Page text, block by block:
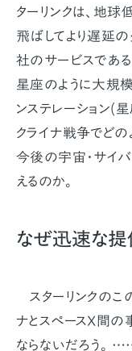
ターリンクは、地
飛ばしてより遅延
社のサービスであ
星座のように大規模
ンステレーション(星
クライナ戦争でどの
今後の宇宙・サイ
えるのか。
なぜ迅速な
スターリンクのこ
ナとスペースX間の
ならないだろう。